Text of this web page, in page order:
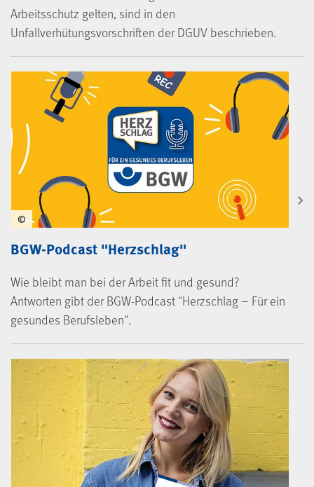
Arbeitsschutz gelten, sind in den
Unfallverhütungsvorschriften der DGUV beschrieben.
BGW-Podcast "Herzschlag"
Wie bleibt man bei der Arbeit fit und gesund?
Antworten gibt der BGW-Podcast "Herzschlag – Für ein
gesundes Berufsleben".
©